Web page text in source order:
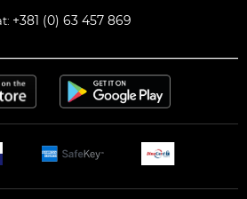
+381 (0) 63 457 869